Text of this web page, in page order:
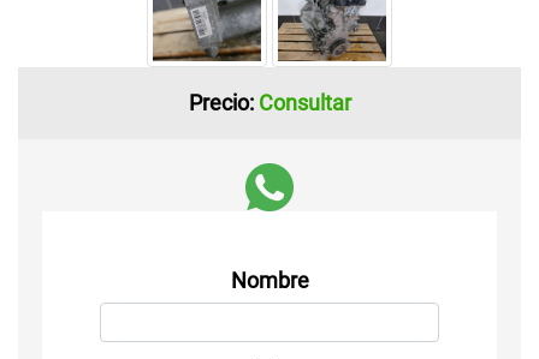
Precio: Consultar
Nombre